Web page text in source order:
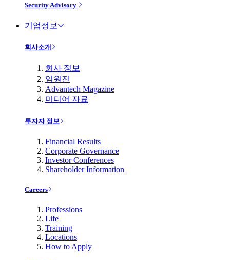
Security Advisory
기업정보
회사소개
회사 정보
임원진
Advantech Magazine
미디어 자료
투자자 정보
Financial Results
Corporate Governance
Investor Conferences
Shareholder Information
Careers
Professions
Life
Training
Locations
How to Apply